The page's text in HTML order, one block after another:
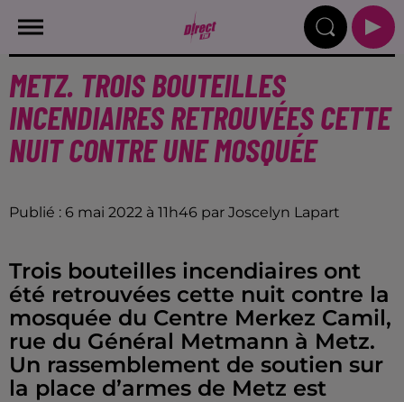
METZ. TROIS BOUTEILLES
INCENDIAIRES RETROUVÉES CETTE
NUIT CONTRE UNE MOSQUÉE
Publié : 6 mai 2022 à 11h46 par Joscelyn Lapart
Trois bouteilles incendiaires ont
été retrouvées cette nuit contre la
mosquée du Centre Merkez Camil,
rue du Général Metmann à Metz.
Un rassemblement de soutien sur
la place d’armes de Metz est